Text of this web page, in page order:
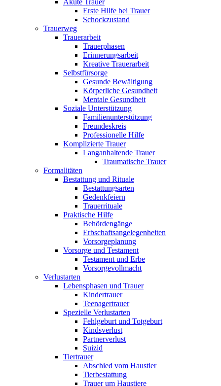
Akute Trauer
Erste Hilfe bei Trauer
Schockzustand
Trauerweg
Trauerarbeit
Trauerphasen
Erinnerungsarbeit
Kreative Trauerarbeit
Selbstfürsorge
Gesunde Bewältigung
Körperliche Gesundheit
Mentale Gesundheit
Soziale Unterstützung
Familienunterstützung
Freundeskreis
Professionelle Hilfe
Komplizierte Trauer
Langanhaltende Trauer
Traumatische Trauer
Formalitäten
Bestattung und Rituale
Bestattungsarten
Gedenkfeiern
Trauerrituale
Praktische Hilfe
Behördengänge
Erbschaftsangelegenheiten
Vorsorgeplanung
Vorsorge und Testament
Testament und Erbe
Vorsorgevollmacht
Verlustarten
Lebensphasen und Trauer
Kindertrauer
Teenagertrauer
Spezielle Verlustarten
Fehlgeburt und Totgeburt
Kindsverlust
Partnerverlust
Suizid
Tiertrauer
Abschied vom Haustier
Tierbestattung
Trauer um Haustiere